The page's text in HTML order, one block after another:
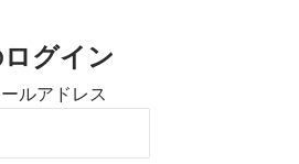
グイン
ルアドレス